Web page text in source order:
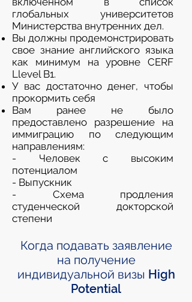
глобальных университетов
Министерства внутренних дел.
Вы должны продемонстрировать
свое знание английского языка
как минимум на уровне CERF
Llevel B1.
У вас достаточно денег, чтобы
прокормить себя
Вам ранее не было
предоставлено разрешение на
иммиграцию по следующим
направлениям:
- Человек с высоким
потенциалом
- Выпускник
- Схема продления
студенческой докторской
степени
Когда подавать заявление
на получение
индивидуальной визы High
Potential